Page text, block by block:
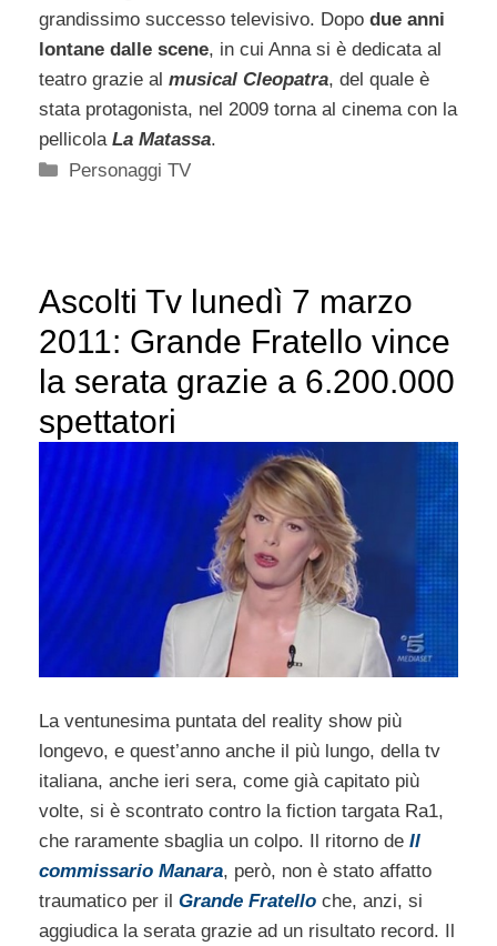
grandissimo successo televisivo. Dopo due anni
lontane dalle scene, in cui Anna si è dedicata al
teatro grazie al musical Cleopatra, del quale è
stata protagonista, nel 2009 torna al cinema con la
pellicola La Matassa.
Categorie
Personaggi TV
Ascolti Tv lunedì 7 marzo
2011: Grande Fratello vince
la serata grazie a 6.200.000
spettatori
La ventunesima puntata del reality show più
longevo, e quest’anno anche il più lungo, della tv
italiana, anche ieri sera, come già capitato più
volte, si è scontrato contro la fiction targata Ra1,
che raramente sbaglia un colpo. Il ritorno de Il
commissario Manara, però, non è stato affatto
traumatico per il Grande Fratello che, anzi, si
aggiudica la serata grazie ad un risultato record. Il